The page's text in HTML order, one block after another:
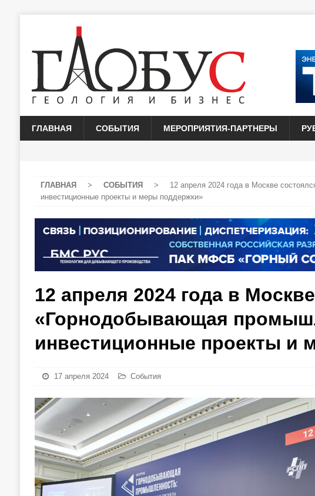
ГЛАВНАЯ СОБЫТИЯ МЕРОПРИЯТИЯ-ПАРТНЕРЫ
ГЛАВНАЯ > СОБЫТИЯ >
12 апреля 2024 года в Москве
инвестиционные проекты и меры поддержки»
12 апреля 2024 года в
«Горнодобывающая
инвестиционные проекты и
17 апреля 2024 События